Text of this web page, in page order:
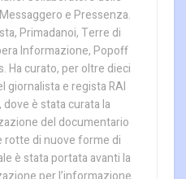
e Pressenza.
Primadanoi, Terre di
Informazione, Popoff
Ha curato, per oltre dieci
giornalista e regista RAI
è stata curata la
del documentario
rotte di nuove forme di
è stata portata avanti la